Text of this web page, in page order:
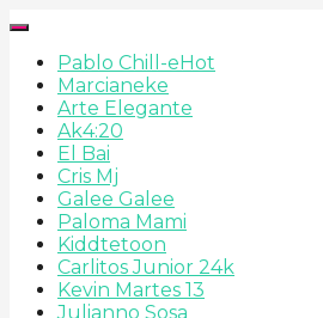
Pablo Chill-eHot
Marcianeke
Arte Elegante
Ak4:20
El Bai
Cris Mj
Galee Galee
Paloma Mami
Kiddtetoon
Carlitos Junior 24k
Kevin Martes 13
Julianno Sosa